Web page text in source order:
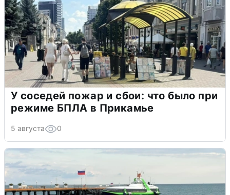
У соседей пожар и сбои: что было при
режиме БПЛА в Прикамье
5 августа 0